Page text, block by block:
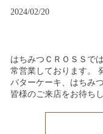
2024/02/20
はちみつＣＲＯＳＳで
常営業しております。
バターケーキ、はちみ
皆様のご来店をお待ち